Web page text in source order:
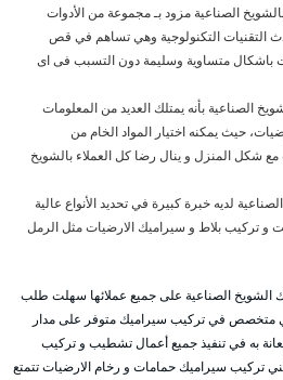
الصناعية مزود بـ مجموعة من الأدوات
التقنيات التكنولوجية وهي تساهم في قص
باشكال متساوية وسليمة دون التسبب فى اى
الصناعية بأنه يمتلك العديد من المعلومات
حيث يمكنه اختيار المواد الخام من
شكل المنزل و ينال رضا كل العملاء بالشويخ
لديه خبرة كبيرة في تحديد الأنواع عالية
و تركيب بلاط و سيراميك الارضيات مثل الرمل
الصناعية على جميع عملائها سهلت طلب
متخصص في تركيب سيراميك متوفر على مدار
به في تنفيذ جميع أعمال تشطيب و تركيب
تركيب سيراميك حمامات و رخام الارضيات تتمتع